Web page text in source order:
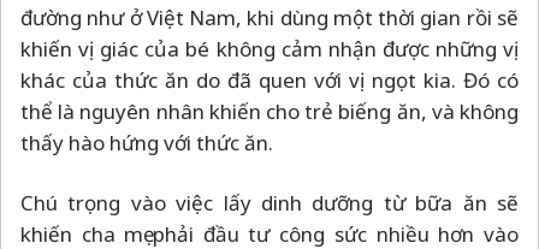
đường như ở Việt Nam, khi dùng một thời gian rồi sẽ
khiến vị giác của bé không cảm nhận được những vị
khác của thức ăn do đã quen với vị ngọt kia. Đó có
thể là nguyên nhân khiến cho trẻ biếng ăn, và không
thấy hào hứng với thức ăn.
Chú trọng vào việc lấy dinh dưỡng từ bữa ăn sẽ
khiến cha mẹ phải đầu tư công sức nhiều hơn vào